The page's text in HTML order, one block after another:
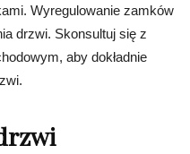
Wyregulowanie zamków
drzwi. Skonsultuj się z
aby dokładnie